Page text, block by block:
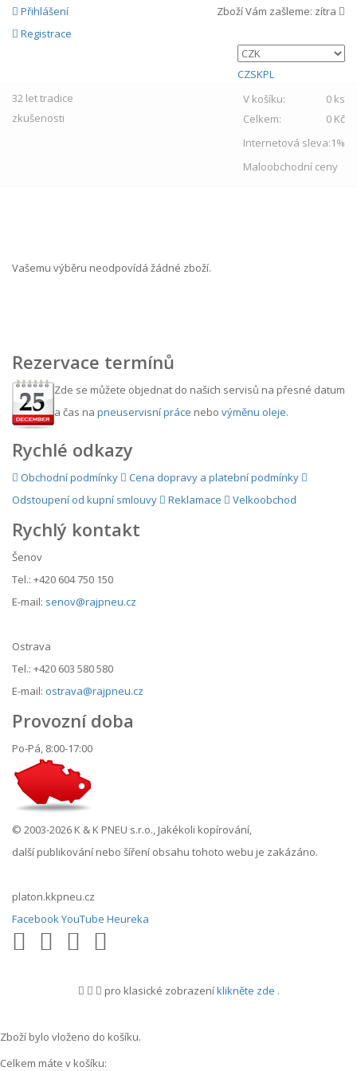
Přihlášení
Registrace
Zboží Vám zašleme: zítra
CZSKPL
32 lettradice
zkušenosti
V košíku:
0 ks
Celkem:
0 Kč
Internetová sleva:1%
Maloobchodní ceny
Vašemu výběru neodpovídá žádné zboží.
Rezervace termínů
Zde se můžete objednat do našich servisů na přesné datum
a čas na pneuservisní práce nebo výměnu oleje.
Rychlé odkazy
Obchodní podmínky
Cena dopravy a platební podmínky
Odstoupení od kupní smlouvy
Reklamace Velkoobchod
Rychlý kontakt
Šenov
Tel.: +420 604 750 150
E-mail: senov@rajpneu.cz
Ostrava
Tel.: +420 603 580 580
E-mail: ostrava@rajpneu.cz
Provozní doba
Po-Pá, 8:00-17:00
© 2003-2026 K & K PNEU s.r.o., Jakékoli kopírování,
další publikování nebo šíření obsahu tohoto webu je zakázáno.
platon.kkpneu.cz
FacebookYouTube Heureka
pro klasické zobrazeníklikněte zde .
Zboží bylo vloženo do košíku.
Celkem máte v košíku: